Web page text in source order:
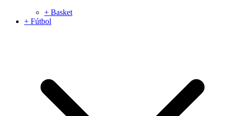
+ Basket
+ Fútbol